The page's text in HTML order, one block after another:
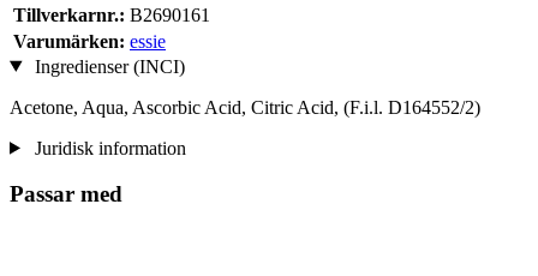
Tillverkarnr.: B2690161
Varumärken: essie
Ingredienser (INCI)
Acetone, Aqua, Ascorbic Acid, Citric Acid, (F.i.l. D164552/2)
Juridisk information
Passar med